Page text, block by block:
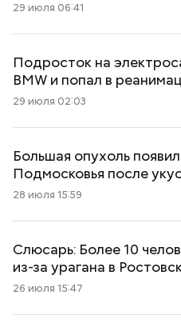
29 июля 06:41
Подросток на
BMW и попал в
29 июля 02:03
Большая опухоль
Подмосковья после
28 июля 15:59
Слюсарь: Более 10
из-за урагана в
26 июля 15:47